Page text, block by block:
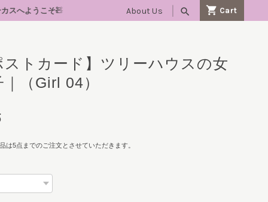
予定】🚩10/24(土)・25(日)『lovelyにゃんフェスタ大阪🐈』
About Us search
ストカード】ツリーハウスの女
（Girl 04）
は5点までのご注文とさせていただきます。